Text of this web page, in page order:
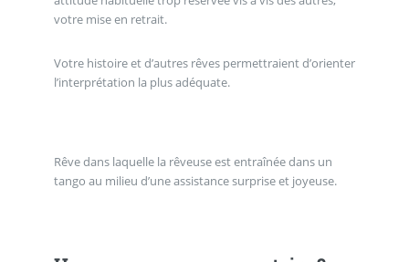
votre mise en retrait.
Votre histoire et d’autres rêves permettraient d’orienter
l’interprétation la plus adéquate.
Rêve dans laquelle la rêveuse est entraînée dans un
tango au milieu d’une assistance surprise et joyeuse.